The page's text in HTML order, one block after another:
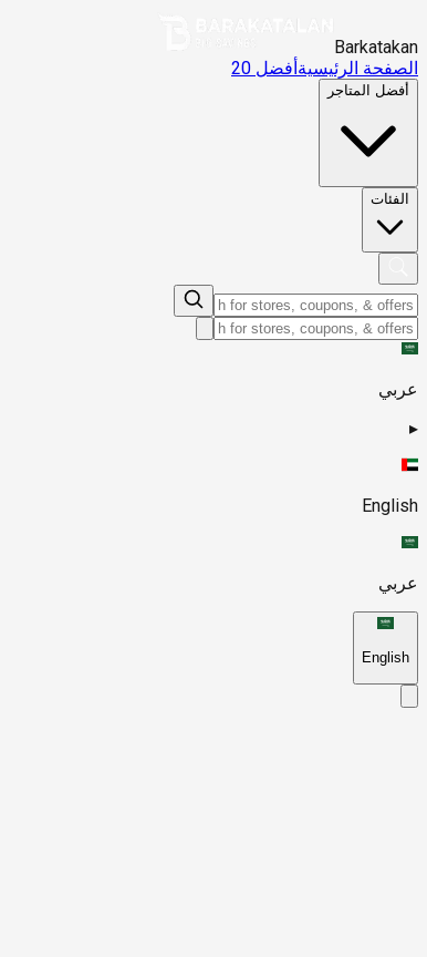
Barkatakan
الصفحة الرئيسيةأفضل 20
أفضل المتاجر
الفئات
عربي
▸
English
عربي
English